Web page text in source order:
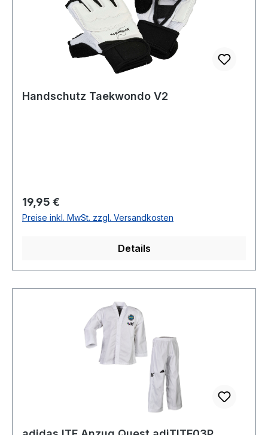
Handschutz Taekwondo V2
Regulärer Preis:
19,95 €
Preise inkl. MwSt. zzgl. Versandkosten
Details